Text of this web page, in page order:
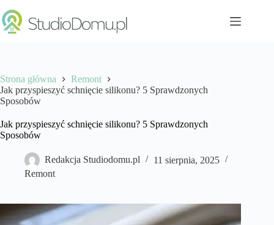
do
treści
Strona główna
Remont
Jak przyspieszyć schnięcie silikonu? 5 Sprawdzonych
Sposobów
Jak przyspieszyć schnięcie silikonu? 5 Sprawdzonych
Sposobów
Redakcja Studiodomu.pl
11 sierpnia, 2025
Remont